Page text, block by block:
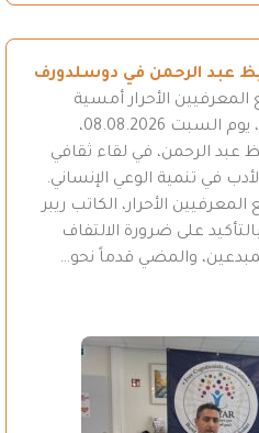
عبد الرحمن في دوسلدورف
الأحرار أمسية
شعرية في مدينة دوسلدورف، يوم السبت 08.08.2026،
الرحمن، في لقاء ثقافي
في تنمية الوعي الإنساني.
الأحرار، الكاتب ريبر
على ضرورة الالتفاف
والمضي قدماً نحو…